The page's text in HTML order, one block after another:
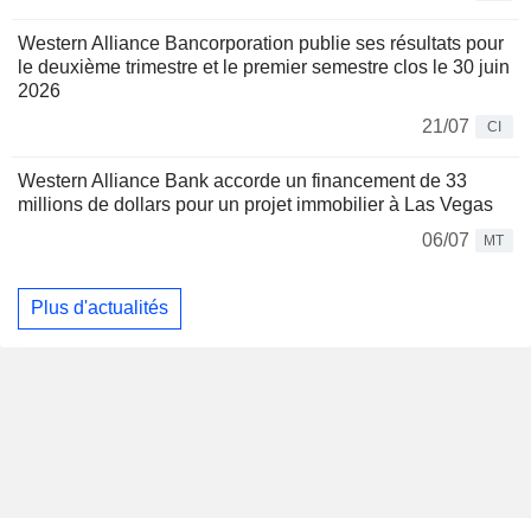
Western Alliance Bancorporation publie ses résultats pour
le deuxième trimestre et le premier semestre clos le 30 juin
2026
21/07
CI
Western Alliance Bank accorde un financement de 33
millions de dollars pour un projet immobilier à Las Vegas
06/07
MT
Plus d'actualités